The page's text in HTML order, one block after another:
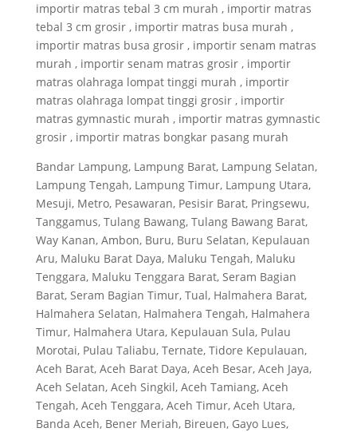
importir matras tebal 3 cm murah , importir matras
tebal 3 cm grosir , importir matras busa murah ,
importir matras busa grosir , importir senam matras
murah , importir senam matras grosir , importir
matras olahraga lompat tinggi murah , importir
matras olahraga lompat tinggi grosir , importir
matras gymnastic murah , importir matras gymnastic
grosir , importir matras bongkar pasang murah
Bandar Lampung, Lampung Barat, Lampung Selatan,
Lampung Tengah, Lampung Timur, Lampung Utara,
Mesuji, Metro, Pesawaran, Pesisir Barat, Pringsewu,
Tanggamus, Tulang Bawang, Tulang Bawang Barat,
Way Kanan, Ambon, Buru, Buru Selatan, Kepulauan
Aru, Maluku Barat Daya, Maluku Tengah, Maluku
Tenggara, Maluku Tenggara Barat, Seram Bagian
Barat, Seram Bagian Timur, Tual, Halmahera Barat,
Halmahera Selatan, Halmahera Tengah, Halmahera
Timur, Halmahera Utara, Kepulauan Sula, Pulau
Morotai, Pulau Taliabu, Ternate, Tidore Kepulauan,
Aceh Barat, Aceh Barat Daya, Aceh Besar, Aceh Jaya,
Aceh Selatan, Aceh Singkil, Aceh Tamiang, Aceh
Tengah, Aceh Tenggara, Aceh Timur, Aceh Utara,
Banda Aceh, Bener Meriah, Bireuen, Gayo Lues,